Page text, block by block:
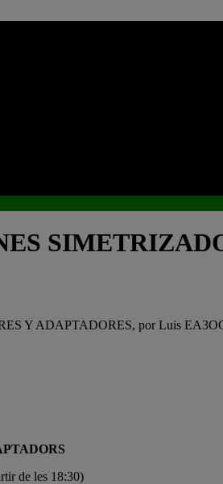
Y ADAPTADORES, por Luis
de les 18:30)